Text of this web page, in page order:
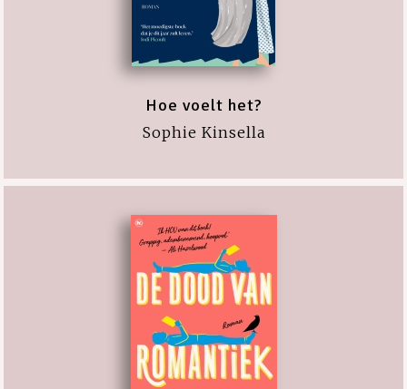
Hoe voelt het?
Sophie Kinsella